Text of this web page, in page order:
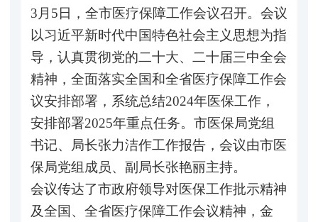
3月5日，全市医疗保障工作会议召开。会议
以习近平新时代中国特色社会主义思想为指
导，认真贯彻党的二十大、二十届三中全会
精神，全面落实全国和全省医疗保障工作会
议安排部署，系统总结2024年医保工作，
安排部署2025年重点任务。市医保局党组
书记、局长张力洁作工作报告，会议由市医
保局党组成员、副局长张艳丽主持。
会议传达了市政府领导对医保工作批示精神
及全国、全省医疗保障工作会议精神，金